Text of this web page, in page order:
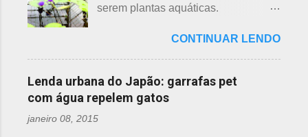
é relativamente espaçoso. As pétalas
são arredondadas. - Pessegueiro -
árvores do pessegueiro são mais
baixas, geralmente apresen...
que era tecelã, havia falecido
para ajudá-lo nessa tarefa. Eis que
estava ele semeando e, de repente,
viu uma cobra rastejando no chão.
Sei percebeu que a cobra deslizou
serem plantas aquáticas.
na água, no entanto, existem
diferenças. Nenúfar brota na água e
flor de lotus no chão lodoso que,
popularmente, dizemos brejo. Vou
explicar de maneira bem objetiva,
qual a diferença entre o nenúfar -
CONTINUAR LENDO
Lenda urbana do Japão: garrafas pet
com água repelem gatos
janeiro 08, 2015